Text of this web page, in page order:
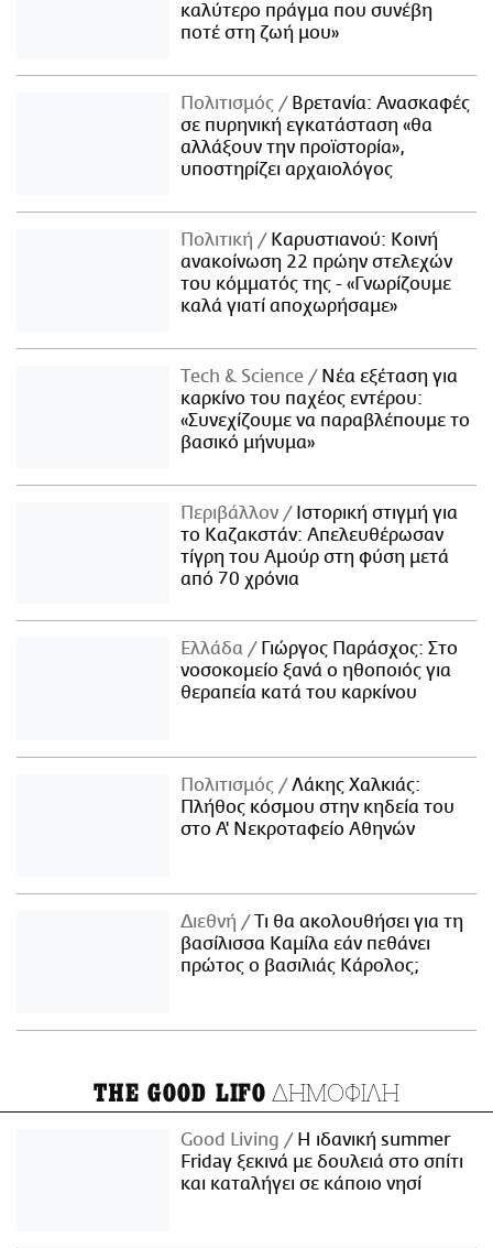
καλύτερο πράγμα που συνέβη
ποτέ στη ζωή μου»
Πολιτισμός
Βρετανία: Ανασκαφές
σε πυρηνική εγκατάσταση «θα
αλλάξουν την προϊστορία»,
υποστηρίζει αρχαιολόγος
Πολιτική
Καρυστιανού: Κοινή
ανακοίνωση 22 πρώην στελεχών
του κόμματός της - «Γνωρίζουμε
καλά γιατί αποχωρήσαμε»
Τech & Science
Νέα εξέταση για
καρκίνο του παχέος εντέρου:
«Συνεχίζουμε να παραβλέπουμε το
βασικό μήνυμα»
Περιβάλλον
Ιστορική στιγμή για
το Καζακστάν: Απελευθέρωσαν
τίγρη του Αμούρ στη φύση μετά
από 70 χρόνια
Ελλάδα
Γιώργος Παράσχος: Στο
νοσοκομείο ξανά ο ηθοποιός για
θεραπεία κατά του καρκίνου
Πολιτισμός
Λάκης Χαλκιάς:
Πλήθος κόσμου στην κηδεία του
στο Α' Νεκροταφείο Αθηνών
Διεθνή
Τι θα ακολουθήσει για τη
βασίλισσα Καμίλα εάν πεθάνει
πρώτος ο βασιλιάς Κάρολος;
THE GOOD LIFO ΔΗΜΟΦΙΛΗ
Good Living
Η ιδανική summer
Friday ξεκινά με δουλειά στο σπίτι
και καταλήγει σε κάποιο νησί